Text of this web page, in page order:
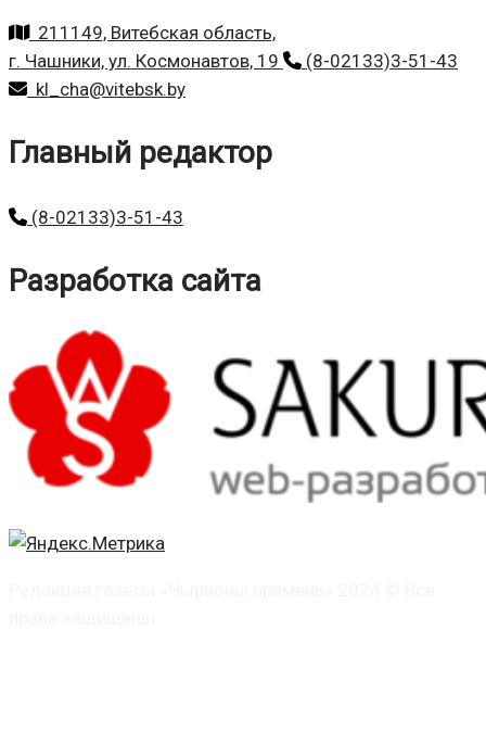
211149, Витебская область,
г. Чашники, ул. Космонавтов, 19
(8-02133)3-51-43
kl_cha@vitebsk.by
Главный редактор
(8-02133)3-51-43
Разработка сайта